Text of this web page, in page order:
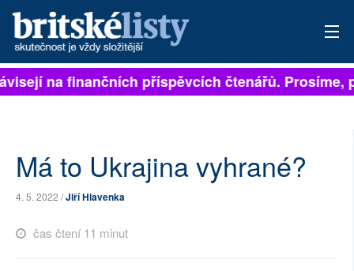
PŘIHLÁSIT
ARCHIV
ROZHOVORY
TÉMATA
na finančních příspěvcích čtenářů. Prosíme,
Má to Ukrajina vyhrané?
4. 5. 2022 /Jiří Hlavenka
čas čtení 11 minut